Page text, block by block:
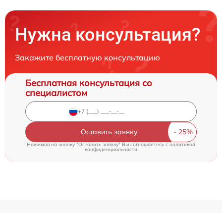
Нужна консультация?
Закажите бесплатную консультацию
Бесплатная консультация со
специалистом
Оставить заявку
Нажимая на кнопку "Оставить заявку" Вы соглашаетесь cполитикой
конфиденциальности